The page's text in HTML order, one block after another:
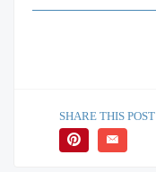
SHARE THIS POST